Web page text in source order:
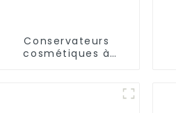
Conservateurs
cosmétiques à